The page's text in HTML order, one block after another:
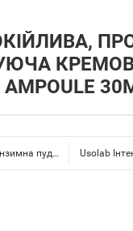
AMPOULE
пудра Soft Oatmeal
Usolab